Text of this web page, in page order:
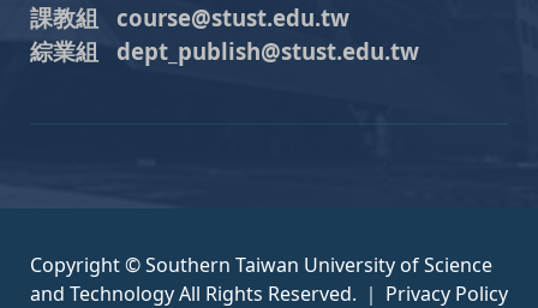
課教組 course@stust.edu.tw
綜業組 dept_publish@stust.edu.tw
Copyright © Southern Taiwan University of Science
and Technology All Rights Reserved. ｜ Privacy Policy